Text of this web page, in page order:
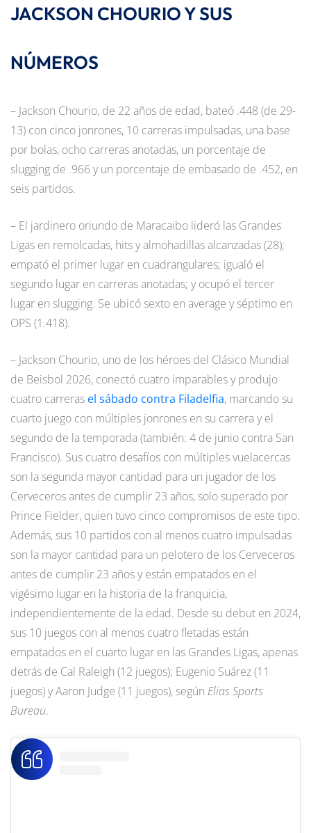
JACKSON CHOURIO Y SUS
NÚMEROS
– Jackson Chourio, de 22 años de edad, bateó .448 (de 29-
13) con cinco jonrones, 10 carreras impulsadas, una base
por bolas, ocho carreras anotadas, un porcentaje de
slugging de .966 y un porcentaje de embasado de .452, en
seis partidos.
– El jardinero oriundo de Maracaibo lideró las Grandes
Ligas en remolcadas, hits y almohadillas alcanzadas (28);
empató el primer lugar en cuadrangulares; igualó el
segundo lugar en carreras anotadas; y ocupó el tercer
lugar en slugging. Se ubicó sexto en average y séptimo en
OPS (1.418).
– Jackson Chourio, uno de los héroes del Clásico Mundial
de Beisbol 2026, conectó cuatro imparables y produjo
cuatro carreras el sábado contra Filadelfia, marcando su
cuarto juego con múltiples jonrones en su carrera y el
segundo de la temporada (también: 4 de junio contra San
Francisco). Sus cuatro desafíos con múltiples vuelacercas
son la segunda mayor cantidad para un jugador de los
Cerveceros antes de cumplir 23 años, solo superado por
Prince Fielder, quien tuvo cinco compromisos de este tipo.
Además, sus 10 partidos con al menos cuatro impulsadas
son la mayor cantidad para un pelotero de los Cerveceros
antes de cumplir 23 años y están empatados en el
vigésimo lugar en la historia de la franquicia,
independientemente de la edad. Desde su debut en 2024,
sus 10 juegos con al menos cuatro fletadas están
empatados en el cuarto lugar en las Grandes Ligas, apenas
detrás de Cal Raleigh (12 juegos); Eugenio Suárez (11
juegos) y Aaron Judge (11 juegos), según Elias Sports
Bureau.